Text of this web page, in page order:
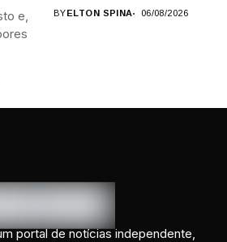
e,
BYELTON SPINA 06/08/2026
portal de notícias independente,